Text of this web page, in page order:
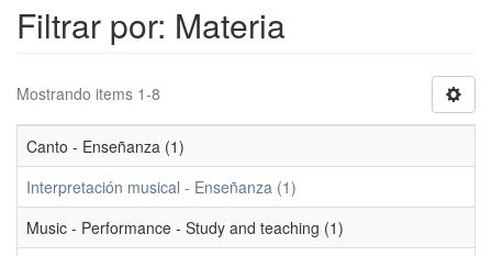
Filtrar por: Materia
Mostrando items 1-8
Canto - Enseñanza (1)
Interpretación musical - Enseñanza (1)
Music - Performance - Study and teaching (1)